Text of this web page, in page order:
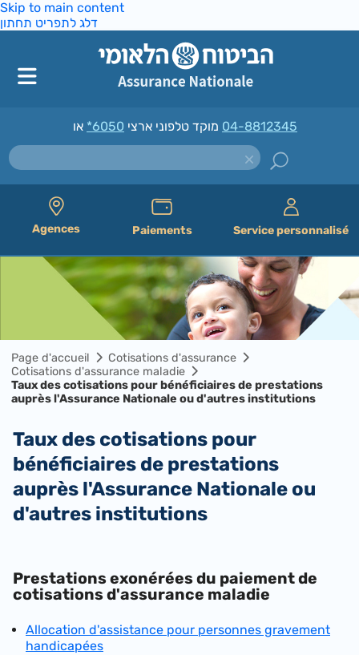
Skip to main content
דלג לתפריט תחתון
מוקד טלפוני ארצי *6050 04-8812345
Agences Paiements Service personnalisé
Page d'accueil
Cotisations d'assurance
Cotisations d'assurance maladie
Taux des cotisations pour bénéficiaires de prestations
auprès l'Assurance Nationale ou d'autres institutions
Taux des cotisations pour
bénéficiaires de prestations
auprès l'Assurance Nationale ou
d'autres institutions
Prestations exonérées du paiement de
cotisations d'assurance maladie
Allocation d'assistance pour personnes gravement
handicapées